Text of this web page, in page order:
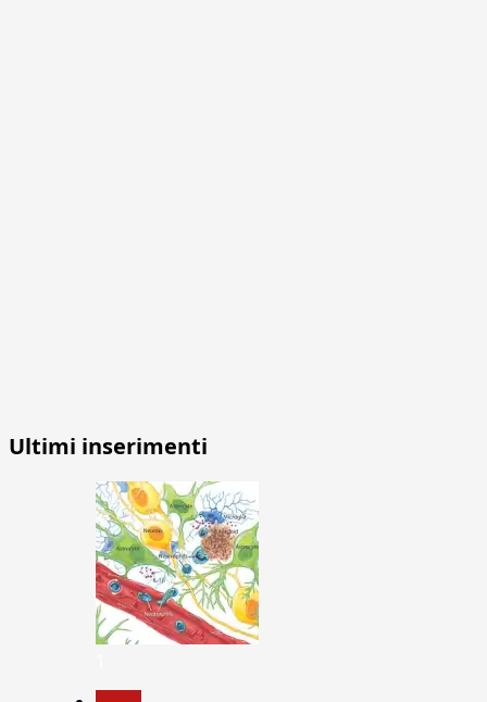
Ultimi inserimenti